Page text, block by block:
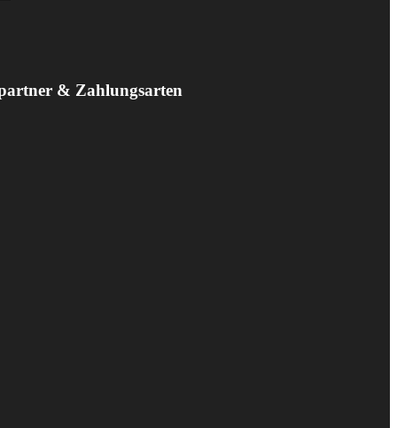
& Zahlungsarten